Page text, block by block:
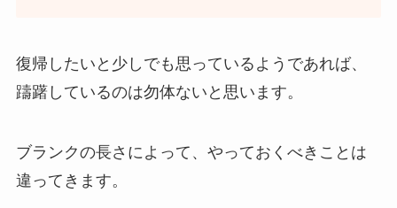
復帰したいと少しでも思っているようであれば、
躊躇しているのは勿体ないと思います。
ブランクの長さによって、やっておくべきことは
違ってきます。